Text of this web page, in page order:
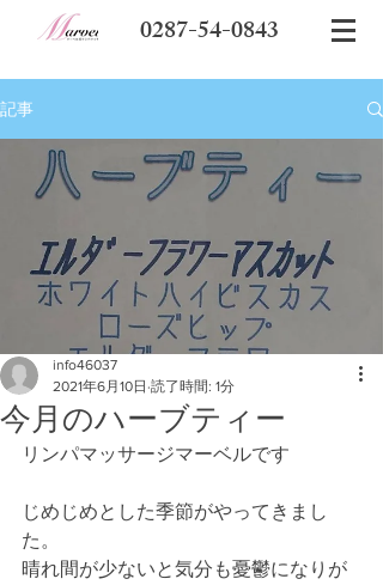
0287-54-0843
記事
今月のハーブティー
info46037
2021年6月10日 読了時間: 1分
リンパマッサージマーベルです
じめじめとした季節がやってきまし
た。
晴れ間が少ないと気分も憂鬱になりが